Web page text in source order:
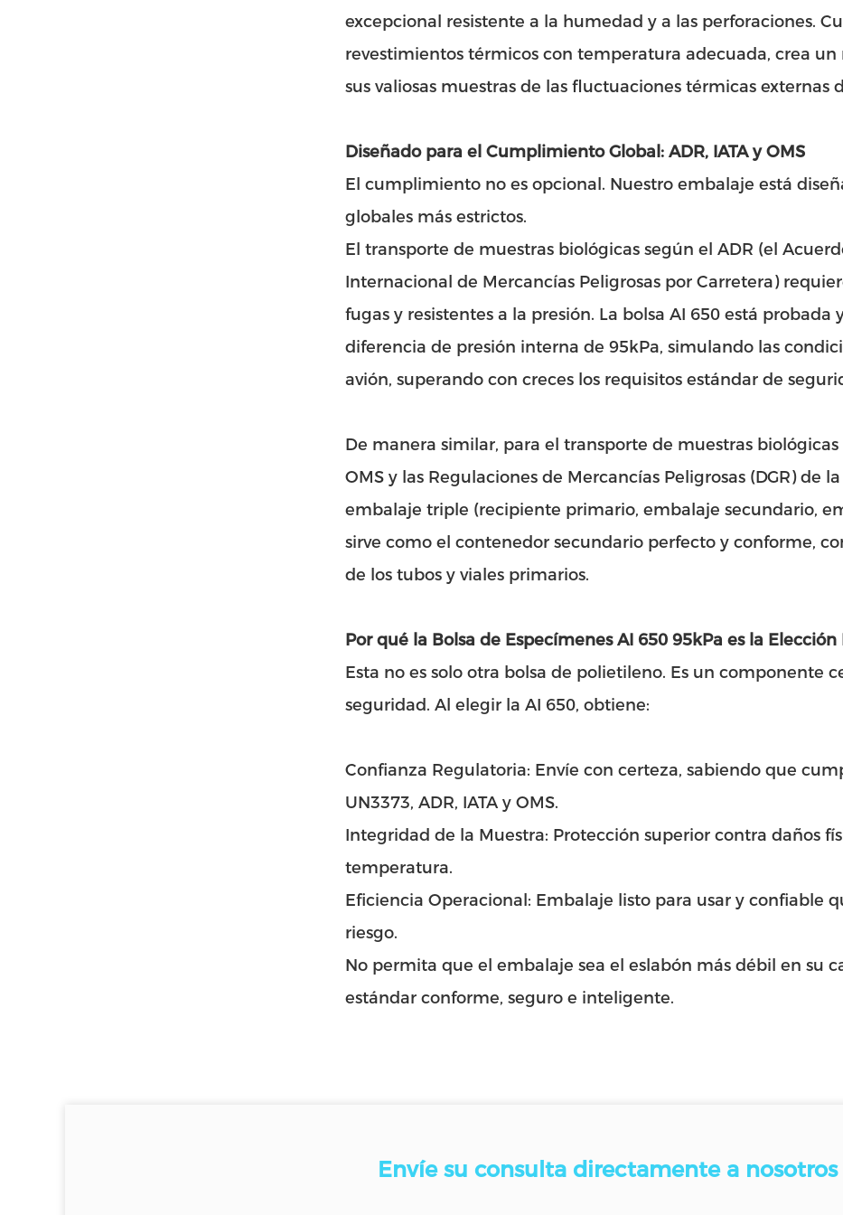
excepcional resistente a la humedad y a las perforaciones.
revestimientos térmicos con temperatura adecuada, crea
sus valiosas muestras de las fluctuaciones térmicas externas
Diseñado para el Cumplimiento Global: ADR, IATA y OMS
El cumplimiento no es opcional. Nuestro embalaje está
globales más estrictos.
El transporte de muestras biológicas según el ADR (el
Internacional de Mercancías Peligrosas por Carretera)
fugas y resistentes a la presión. La bolsa AI 650 está
diferencia de presión interna de 95kPa, simulando las
avión, superando con creces los requisitos estándar de
De manera similar, para el transporte de muestras
OMS y las Regulaciones de Mercancías Peligrosas (DGR) de
embalaje triple (recipiente primario, embalaje secundario,
sirve como el contenedor secundario perfecto y conforme,
de los tubos y viales primarios.
Por qué la Bolsa de Especímenes AI 650 95kPa es la
Esta no es solo otra bolsa de polietileno. Es un componente
seguridad. Al elegir la AI 650, obtiene:
Confianza Regulatoria: Envíe con certeza, sabiendo que
UN3373, ADR, IATA y OMS.
Integridad de la Muestra: Protección superior contra daños
temperatura.
Eficiencia Operacional: Embalaje listo para usar y confiable
riesgo.
No permita que el embalaje sea el eslabón más débil en su
estándar conforme, seguro e inteligente.
Envíe su consulta directamente a nosotros